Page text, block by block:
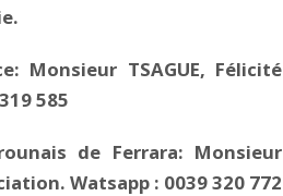
Monsieur TSAGUE, Félicité
585
de Ferrara: Monsieur
Watsapp : 0039 320 772